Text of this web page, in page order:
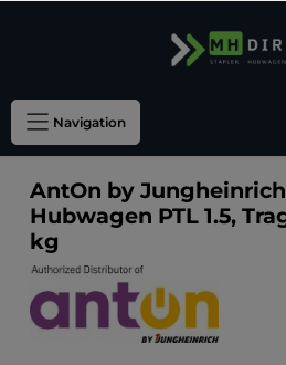
Navigation
AntOn by
Hubwagen PTL 1.5,
kg